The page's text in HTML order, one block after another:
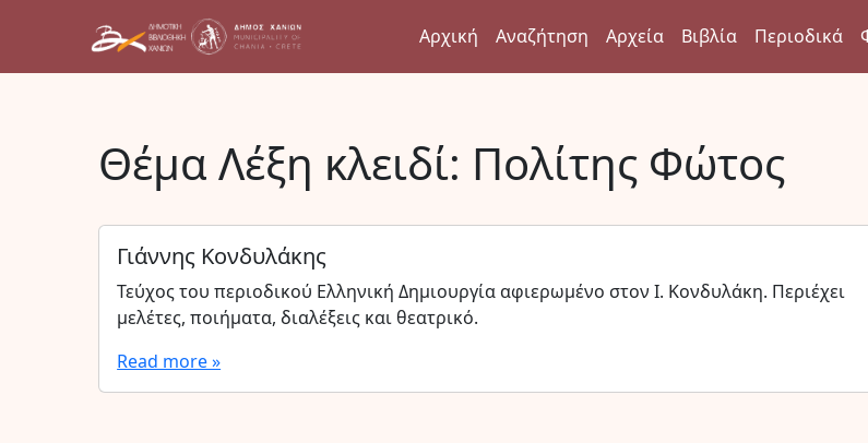
Αρχική Αναζήτηση Αρχεία Βιβλία Περιοδικά
Θέμα Λέξη κλειδί: Πολίτης Φώτος
Γιάννης Κονδυλάκης
Τεύχος του περιοδικού Ελληνική Δημιουργία αφιερωμένο στον Ι. Κονδυλάκη. Περιέχει
μελέτες, ποιήματα, διαλέξεις και θεατρικό.
Read more »